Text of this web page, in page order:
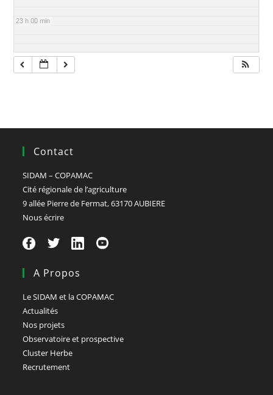
23 h 00 min
Contact
SIDAM – COPAMAC
Cité régionale de l’agriculture
9 allée Pierre de Fermat, 63170 AUBIERE
Nous écrire
A Propos
Le SIDAM et la COPAMAC
Actualités
Nos projets
Observatoire et prospective
Cluster Herbe
Recrutement